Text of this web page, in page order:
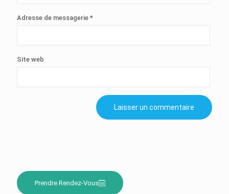
Adresse de messagerie *
Site web
Prendre Rendez-Vous